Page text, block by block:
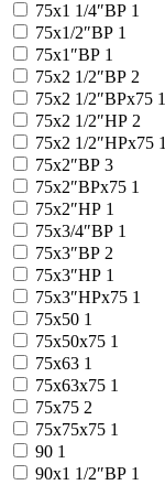
75x1 1/4″ВР 1
75x1/2″ВР 1
75x1″ВР 1
75x2 1/2″ВР 2
75x2 1/2″ВРx75 1
75x2 1/2″НР 2
75x2 1/2″НРx75 1
75x2″ВР 3
75x2″ВРx75 1
75x2″НР 1
75x3/4″ВР 1
75x3″ВР 2
75x3″НР 1
75x3″НРx75 1
75x50 1
75x50x75 1
75x63 1
75x63x75 1
75x75 2
75x75x75 1
90 1
90x1 1/2″ВР 1